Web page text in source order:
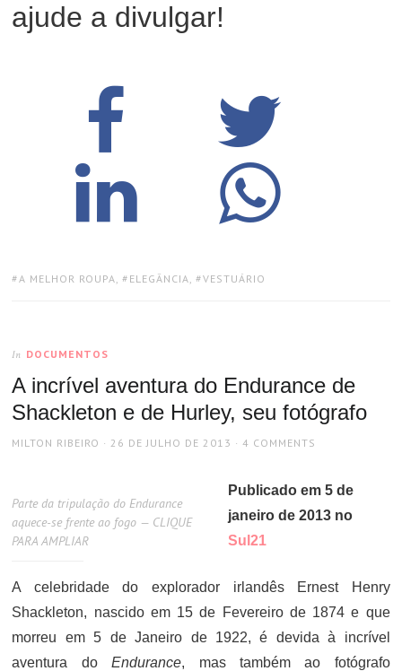
ajude a divulgar!
TAGS:
A MELHOR ROUPA , ELEGÂNCIA , VESTUÁRIO
In DOCUMENTOS
A incrível aventura do Endurance de
Shackleton e de Hurley, seu fotógrafo
AUTHOR
MILTON RIBEIRO
POSTED
26 DE JULHO DE 2013 4 COMMENTS
Parte da tripulação do Endurance
aquece-se frente ao fogo — CLIQUE
PARA AMPLIAR
Publicado em 5 de
janeiro de 2013 no
Sul21
A celebridade do explorador irlandês Ernest Henry
Shackleton, nascido em 15 de Fevereiro de 1874 e que
morreu em 5 de Janeiro de 1922, é devida à incrível
aventura doEndurance, mas também ao fotógrafo